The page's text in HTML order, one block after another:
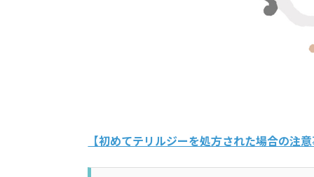
【初めてテリルジーを処方された場合の注